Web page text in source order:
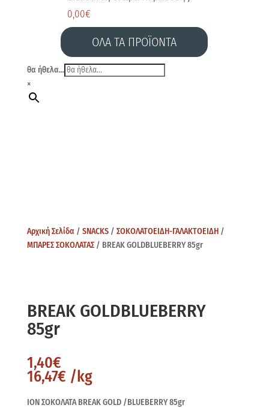
0,00€
ΟΛΑ ΤΑ ΠΡΟΪΟΝΤΑ
θα ήθελα...
×
Αρχική Σελίδα / SNACKS/ ΣΟΚΟΛΑΤΟΕΙΔΗ-ΓΑΛΑΚΤΟΕΙΔΗ/
ΜΠΑΡΕΣ ΣΟΚΟΛΑΤΑΣ/ BREAK GOLDBLUEBERRY 85gr
BREAK GOLDBLUEBERRY
85gr
1,40€
16,47€ /kg
ΙΟΝ ΣΟΚΟΛΑΤΑ BREAK GOLD /BLUEBERRY 85gr